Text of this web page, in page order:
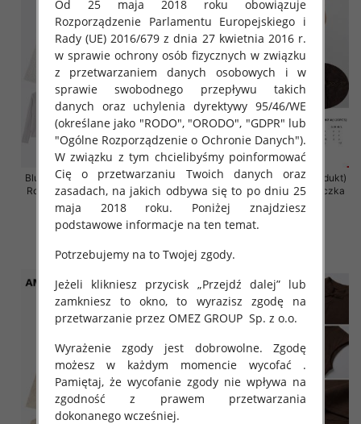
Bluzki damskie (Francja produkt)
Roz S/M-M/L, Mix Kolor Paczka
10 szt
47.00 zł
Bluzki damskie (Francja produkt)
Roz S/M-M/L, Mix Kolor Paczka
10 szt
39.00 zł
Od 25 maja 2018 roku obowiązuje
Rozporządzenie Parlamentu Europejskiego i
Rady (UE) 2016/679 z dnia 27 kwietnia 2016 r.
w sprawie ochrony osób fizycznych w związku
z przetwarzaniem danych osobowych i w
sprawie swobodnego przepływu takich
danych oraz uchylenia dyrektywy 95/46/WE
(określane jako "RODO", "ORODO", "GDPR" lub
"Ogólne Rozporządzenie o Ochronie Danych").
W związku z tym chcielibyśmy poinformować
Cię o przetwarzaniu Twoich danych oraz
zasadach, na jakich odbywa się to po dniu 25
maja 2018 roku. Poniżej znajdziesz
podstawowe informacje na ten temat.
Potrzebujemy na to Twojej zgody.
Jeżeli klikniesz przycisk „Przejdź dalej” lub
zamkniesz to okno, to wyrazisz zgodę na
przetwarzanie przez OMEZ GROUP Sp. z o.o.
Wyrażenie zgody jest dobrowolne. Zgodę
możesz w każdym momencie wycofać .
Pamiętaj, że wycofanie zgody nie wpływa na
zgodność z prawem przetwarzania
dokonanego wcześniej.